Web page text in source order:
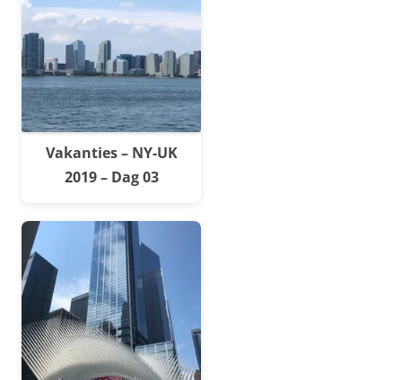
Vakanties – NY-UK
2019 – Dag 03